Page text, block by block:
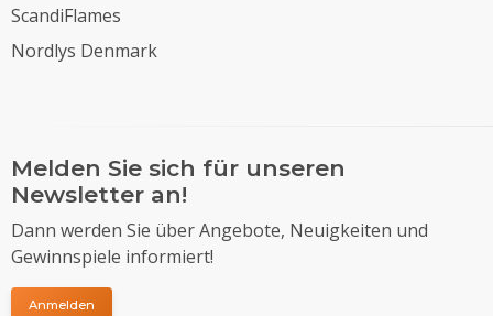
ScandiFlames
Nordlys Denmark
Melden Sie sich für unseren
Newsletter an!
Dann werden Sie über Angebote, Neuigkeiten und
Gewinnspiele informiert!
Anmelden